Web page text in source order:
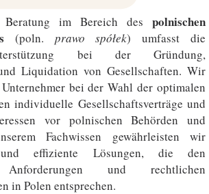
Beratung im Bereich des polnischen
(poln. prawo spółek) umfasst die
bei der Gründung,
Liquidation von Gesellschaften. Wir
bei der Wahl der optimalen
individuelle Gesellschaftsverträge und
vor polnischen Behörden und
Fachwissen gewährleisten wir
und effiziente Lösungen, die den
Anforderungen und rechtlichen
in Polen entsprechen.